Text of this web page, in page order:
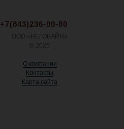
ООО «НЕГОВАЙН»
© 2025
О компании
Контакты
Карта сайта
+7(843)236-00-80